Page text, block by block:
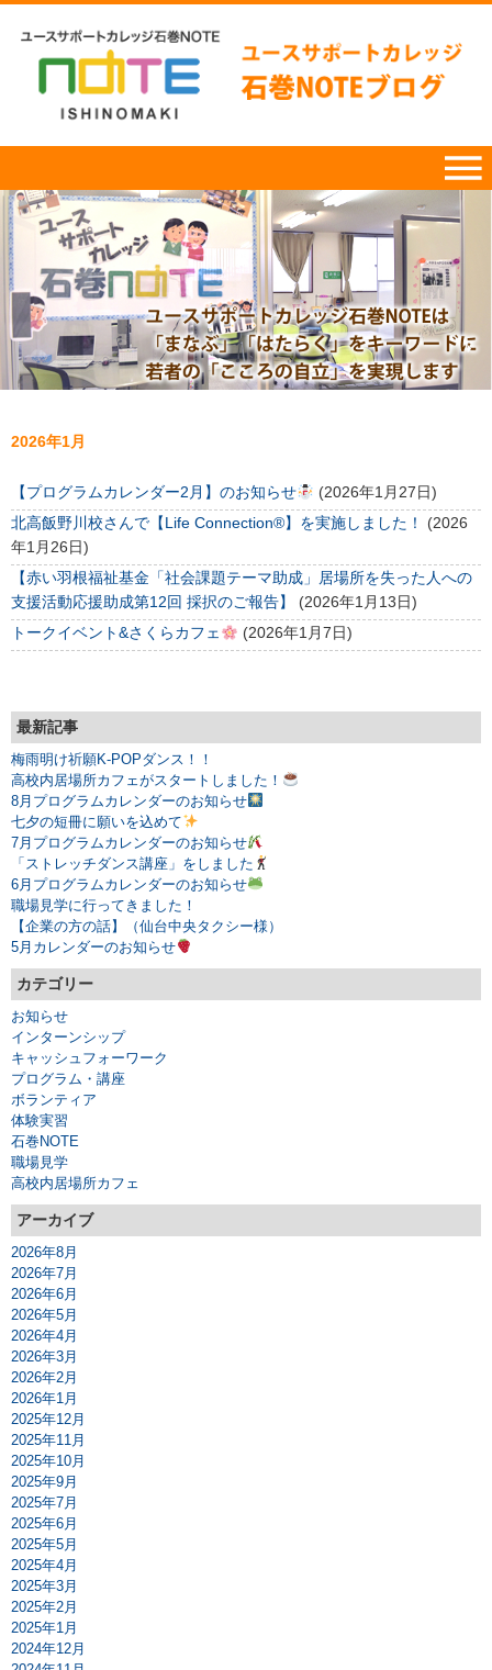
2026年1月
【プログラムカレンダー2月】のお知らせ
(2026年1月27日)
北高飯野川校さんで【Life Connection®】を実施しました！
(2026
年1月26日)
【赤い羽根福祉基金「社会課題テーマ助成」居場所を失った人への
支援活動応援助成第12回 採択のご報告】
(2026年1月13日)
トークイベント&さくらカフェ
(2026年1月7日)
最新記事
梅雨明け祈願K-POPダンス！！
高校内居場所カフェがスタートしました！
8月プログラムカレンダーのお知らせ
七夕の短冊に願いを込めて
7月プログラムカレンダーのお知らせ
「ストレッチダンス講座」をしました
6月プログラムカレンダーのお知らせ
職場見学に行ってきました！
【企業の方の話】（仙台中央タクシー様）
5月カレンダーのお知らせ
カテゴリー
お知らせ
インターンシップ
キャッシュフォーワーク
プログラム・講座
ボランティア
体験実習
石巻NOTE
職場見学
高校内居場所カフェ
アーカイブ
2026年8月
2026年7月
2026年6月
2026年5月
2026年4月
2026年3月
2026年2月
2026年1月
2025年12月
2025年11月
2025年10月
2025年9月
2025年7月
2025年6月
2025年5月
2025年4月
2025年3月
2025年2月
2025年1月
2024年12月